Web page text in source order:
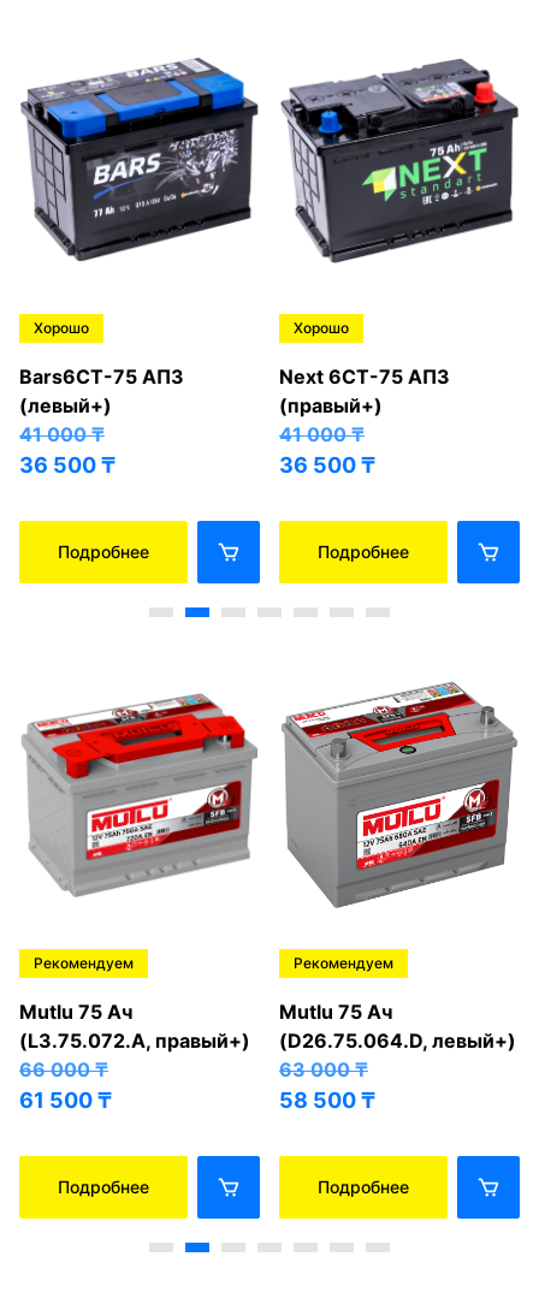
Хорошо
Bars6СТ-75 АПЗ
(левый+)
41 000₸
36 500₸
Подробнее
Хорошо
Next 6СТ-75 АПЗ
(правый+)
41 000₸
36 500₸
Подробнее
Рекомендуем
Mutlu 75 Ач
(L3.75.072.A, правый+)
66 000₸
61 500₸
Подробнее
Рекомендуем
Mutlu 75 Ач
(D26.75.064.D, левый+)
63 000₸
58 500₸
Подробнее